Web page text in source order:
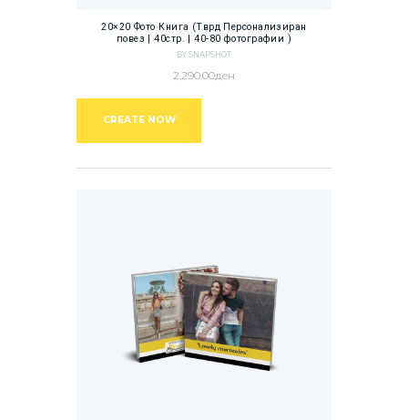
20×20 Фото Книга (Тврд Персонализиран
повез | 40стр. | 40-80 фотографии )
BY SNAPSHOT
2,290.00ден
CREATE NOW